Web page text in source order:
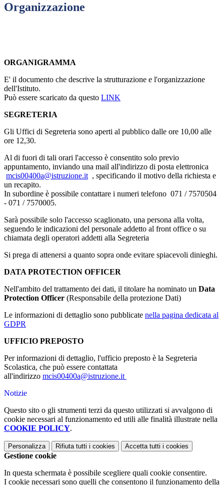
Organizzazione
ORGANIGRAMMA
E' il documento che descrive la strutturazione e l'organizzazione
dell'Istituto.
Può essere scaricato da questo LINK
SEGRETERIA
Gli Uffici di Segreteria sono aperti al pubblico dalle ore 10,00 alle
ore 12,30.
Al di fuori di tali orari l'accesso è consentito solo previo
appuntamento, inviando una mail all'indirizzo di posta elettronica
mcis00400a@istruzione.it , specificando il motivo della richiesta e
un recapito.
In subordine è possibile contattare i numeri telefono 071 / 7570504
- 071 / 7570005.
Sarà possibile solo l'accesso scaglionato, una persona alla volta,
seguendo le indicazioni del personale addetto al front office o su
chiamata degli operatori addetti alla Segreteria
Si prega di attenersi a quanto sopra onde evitare spiacevoli dinieghi.
DATA PROTECTION OFFICER
Nell'ambito del trattamento dei dati, il titolare ha nominato un Data
Protection Officer (Responsabile della protezione Dati)
Le informazioni di dettaglio sono pubblicate nella pagina dedicata al
GDPR
UFFICIO PREPOSTO
Per informazioni di dettaglio, l'ufficio preposto è la Segreteria
Scolastica, che può essere contattata
all'indirizzo mcis00400a@istruzione.it
Notizie
Questo sito o gli strumenti terzi da questo utilizzati si avvalgono di
cookie necessari al funzionamento ed utili alle finalità illustrate nella
COOKIE POLICY.
Personalizza Rifiuta tutti i cookies Accetta tutti i cookies
Gestione cookie
In questa schermata è possibile scegliere quali cookie consentire.
I cookie necessari sono quelli che consentono il funzionamento della